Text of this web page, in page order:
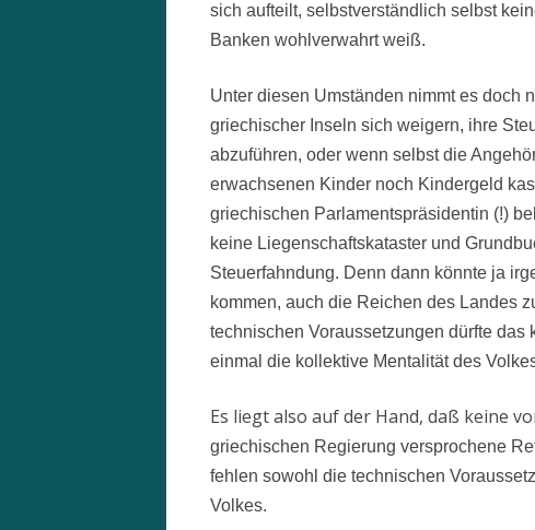
sich aufteilt, selbstverständlich selbst
Banken wohlverwahrt weiß.
Unter diesen Umständen nimmt es doch
griechischer Inseln sich weigern, ihre
abzuführen, oder wenn selbst die
erwachsenen Kinder noch Kindergeld
griechischen Parlamentspräsidentin (!)
keine Liegenschaftskataster und
Steuerfahndung. Denn dann könnte ja
kommen, auch die Reichen des Landes
technischen Voraussetzungen dürfte
einmal die kollektive Mentalität des
Es liegt also auf der Hand, daß keine
griechischen Regierung versprochene
fehlen sowohl die technischen
Volkes.